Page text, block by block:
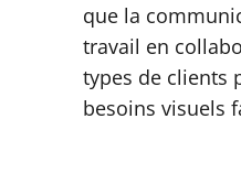
que la
travail en
types de clients
besoins visuels